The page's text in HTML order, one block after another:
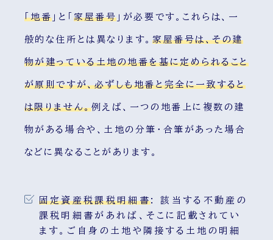
「地番 」と「家屋番号 」が必要です。これらは、一
般的な住所とは異なります。 家屋番号は、その建
物が建っている土地の地番を基に定められること
が原則ですが、必ずしも地番と完全に一致すると
は限りません。例えば、一つの地番上に複数の建
物がある場合や、土地の分筆・合筆があった場合
などに異なることがあります。
固定資産税課税明細書:
該当する不動産の
課税明細書があれば、そこに記載されてい
ます。ご自身の土地や隣接する土地の明細